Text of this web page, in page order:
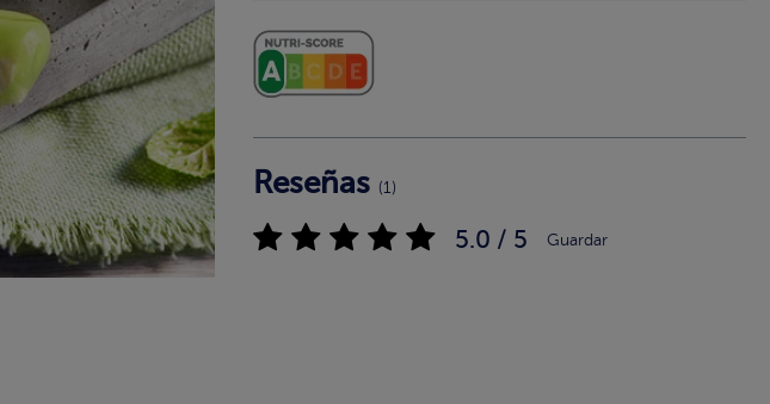
Reseñas (1)
5.0 / 5 Guardar